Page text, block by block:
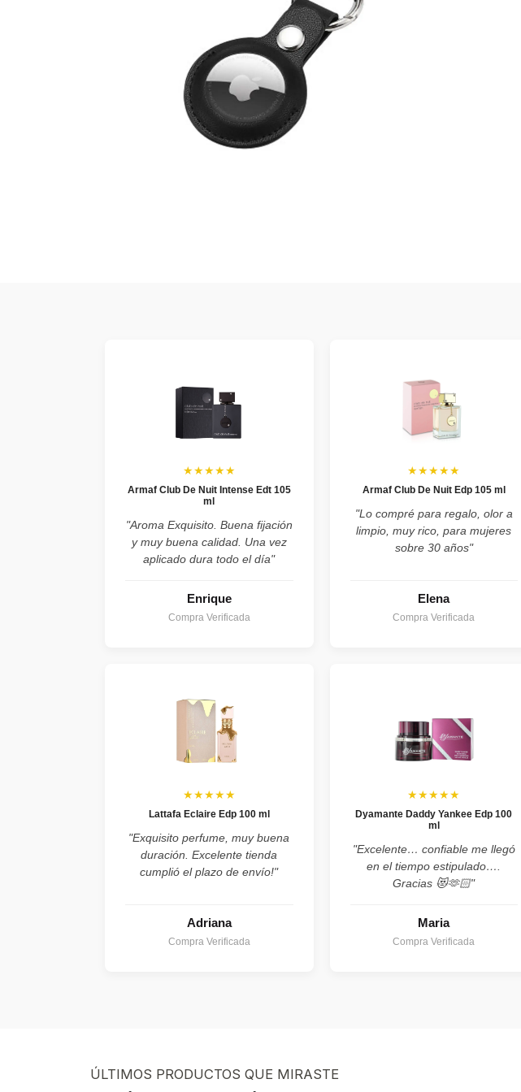
★★★★★
Armaf Club De Nuit Intense Edt 105
ml
"Aroma Exquisito. Buena fijación
y muy buena calidad. Una vez
aplicado dura todo el día"
Enrique
Compra Verificada
★★★★★
Armaf Club De Nuit Edp 105 ml
"Lo compré para regalo, olor a
limpio, muy rico, para mujeres
sobre 30 años"
Elena
Compra Verificada
★★★★★
Lattafa Eclaire Edp 100 ml
"Exquisito perfume, muy buena
duración. Excelente tienda
cumplió el plazo de envío!"
Adriana
Compra Verificada
★★★★★
Dyamante Daddy Yankee Edp 100
ml
"Excelente… confiable me llegó
en el tiempo estipulado….
Gracias 😻🫶🏻"
Maria
Compra Verificada
ÚLTIMOS PRODUCTOS QUE MIRASTE